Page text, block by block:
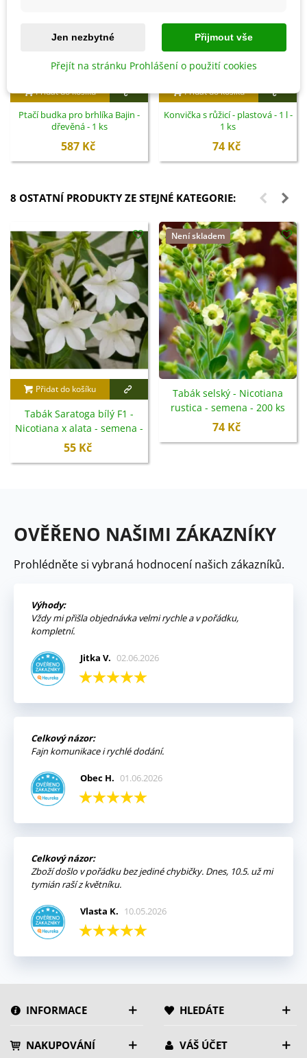
Přidat do košíku
Ptačí budka pro brhlíka Bajin -
dřevěná - 1 ks
587 Kč
Přidat do košíku
Konvička s růžicí - plastová - 1 l -
1 ks
74 Kč
8 OSTATNÍ PRODUKTY ZE STEJNÉ KATEGORIE:
Přidat do košíku
Tabák Saratoga bílý F1 -
Nicotiana x alata - semena -
30 ks
55 Kč
Není skladem
Tabák selský - Nicotiana
rustica - semena - 200 ks
74 Kč
OVĚŘENO NAŠIMI ZÁKAZNÍKY
Prohlédněte si vybraná hodnocení našich zákazníků.
Výhody:
Vždy mi přišla objednávka velmi rychle a v pořádku,
kompletní.
Jitka V. 02.06.2026
Celkový názor:
Fajn komunikace i rychlé dodání.
Obec H. 01.06.2026
Celkový názor:
Zboží došlo v pořádku bez jediné chybičky. Dnes, 10.5. už mi
tymián raší z květníku.
Vlasta K. 10.05.2026
INFORMACE HLEDÁTE
NAKUPOVÁNÍ VÁŠ ÚČET
Jen nezbytné Přijmout vše
Přejít na stránku Prohlášení o použití cookies